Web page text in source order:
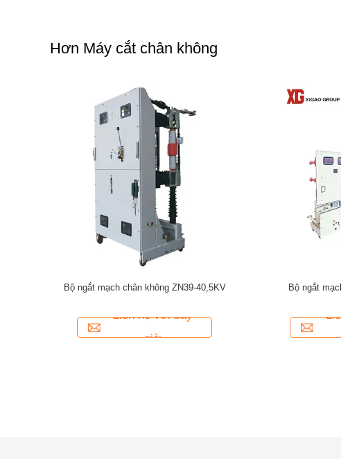
Hơn Máy cắt chân không
ZW7 Series 33kv 35kv 40.5kv Bộ ngắt mạch
Liên hệ với bây
giờ
Bộ ngắt mạch